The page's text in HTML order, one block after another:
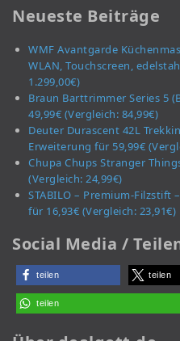
Neueste Beiträge
WMF Avantgarde
WLAN, Touchscreen,
1.299,00€)
Braun Barttrimmer Series 5
49,99€ (Vergleich: 84,99€)
Deuter Durascent 42L
Erweiterung für 59,99€
Chupa Chups Stranger
(Vergleich: 24,99€)
STABILO – Premium-Filzstift
für 16,93€ (Vergleich: 23,91€)
Social Media /
teilen teilen
teilen